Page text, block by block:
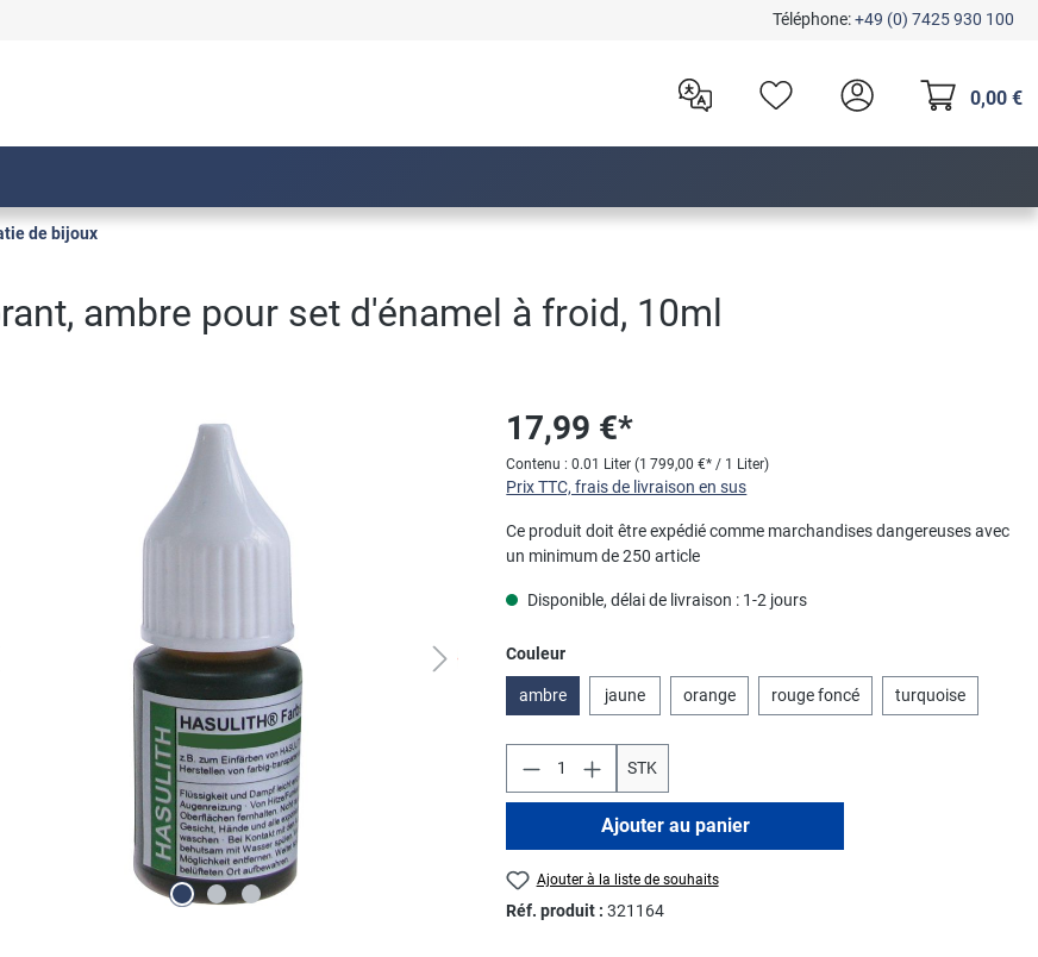
Téléphone:+49 (0) 7425 930 100
0,00 €
de bijoux
ambre pour set d'énamel à froid, 10ml
17,99 €*
Contenu :0.01 Liter(1 799,00 €* / 1 Liter)
Prix TTC, frais de livraison en sus
Ce produit doit être expédié comme marchandises dangereuses avec
un minimum de 250 article
Disponible, délai de livraison : 1-2 jours
Sélectionnez
Couleur
ambre jaune orange rouge foncé turquoise
STK
Ajouter au panier
Ajouter à la liste de souhaits
Réf. produit :321164